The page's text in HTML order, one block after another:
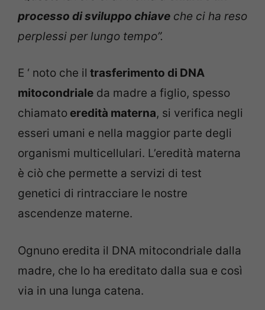
processo di sviluppo chiave che ci ha reso
perplessi per lungo tempo”.
E ‘ noto che il trasferimento di DNA
mitocondriale da madre a figlio, spesso
chiamato eredità materna, si verifica negli
esseri umani e nella maggior parte degli
organismi multicellulari. L’eredità materna
è ciò che permette a servizi di test
genetici di rintracciare le nostre
ascendenze materne.
Ognuno eredita il DNA mitocondriale dalla
madre, che lo ha ereditato dalla sua e così
via in una lunga catena.